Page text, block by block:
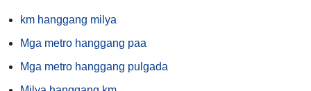
km hanggang milya
Mga metro hanggang paa
Mga metro hanggang pulgada